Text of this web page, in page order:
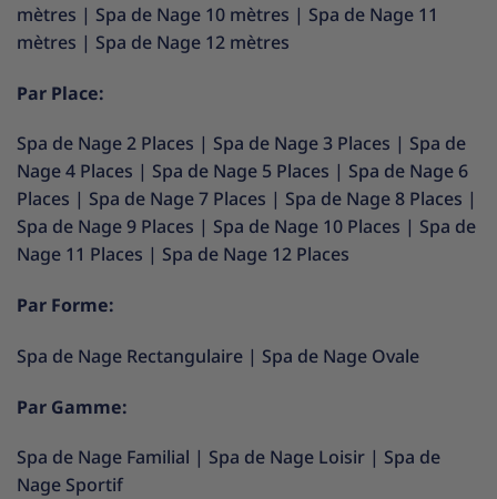
mètres | Spa de Nage 10 mètres | Spa de Nage 11
mètres | Spa de Nage 12 mètres
Par Place:
Spa de Nage 2 Places | Spa de Nage 3 Places | Spa de
Nage 4 Places | Spa de Nage 5 Places | Spa de Nage 6
Places | Spa de Nage 7 Places | Spa de Nage 8 Places |
Spa de Nage 9 Places | Spa de Nage 10 Places | Spa de
Nage 11 Places | Spa de Nage 12 Places
Par Forme:
Spa de Nage Rectangulaire | Spa de Nage Ovale
Par Gamme:
Spa de Nage Familial | Spa de Nage Loisir | Spa de
Nage Sportif